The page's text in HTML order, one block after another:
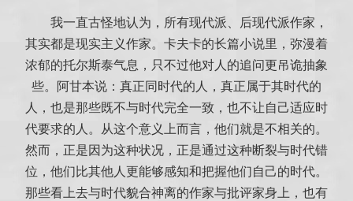
我一直古怪地认为，所有现代派、后现代派作家，
其实都是现实主义作家。卡夫卡的长篇小说里，弥漫着
浓郁的托尔斯泰气息，只不过他对人的追问更吊诡抽象
些。阿甘本说：真正同时代的人，真正属于其时代的
人，也是那些既不与时代完全一致，也不让自己适应时
代要求的人。从这个意义上而言，他们就是不相关的。
然而，正是因为这种状况，正是通过这种断裂与时代错
位，他们比其他人更能够感知和把握他们自己的时代。
那些看上去与时代貌合神离的作家与批评家身上，也有